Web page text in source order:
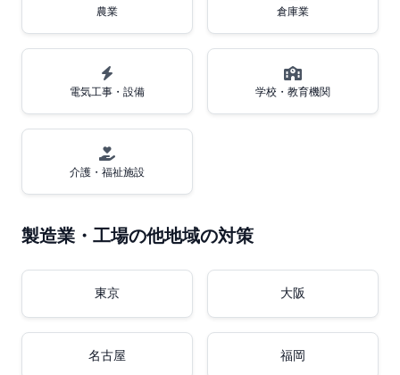
農業 倉庫業
電気工事・設備 学校・教育機関
介護・福祉施設
製造業・工場の他地域の対策
東京 大阪
名古屋 福岡